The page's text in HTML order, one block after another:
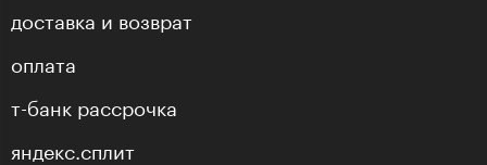
доставка и возврат
оплата
т-банк рассрочка
яндекс.сплит